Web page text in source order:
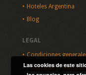
Hoteles Argentina
Blog
LEGAL
Condiciones
Política de privacidad
Las cookies de este